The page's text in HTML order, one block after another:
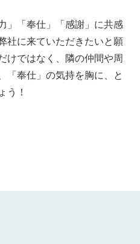
」「奉仕」「感謝」に共感
社に来ていただきたいと願
けではなく、隣の仲間や周
「奉仕」の気持を胸に、と
う！